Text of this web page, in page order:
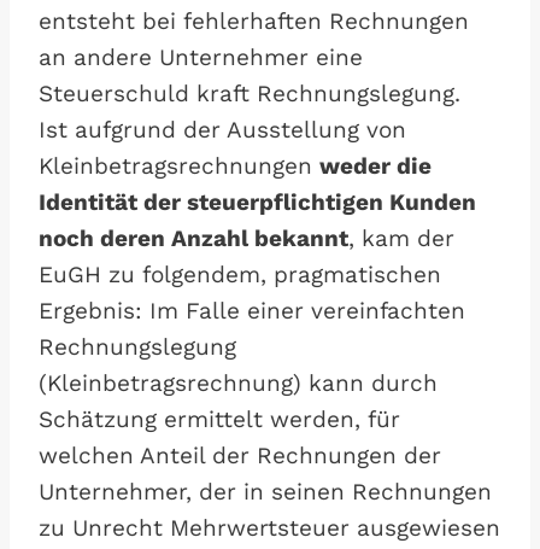
entsteht bei fehlerhaften Rechnungen
an andere Unternehmer eine
Steuerschuld kraft Rechnungslegung.
Ist aufgrund der Ausstellung von
Kleinbetragsrechnungen weder die
Identität der steuerpflichtigen Kunden
noch deren Anzahl bekannt, kam der
EuGH zu folgendem, pragmatischen
Ergebnis: Im Falle einer vereinfachten
Rechnungslegung
(Kleinbetragsrechnung) kann durch
Schätzung ermittelt werden, für
welchen Anteil der Rechnungen der
Unternehmer, der in seinen Rechnungen
zu Unrecht Mehrwertsteuer ausgewiesen